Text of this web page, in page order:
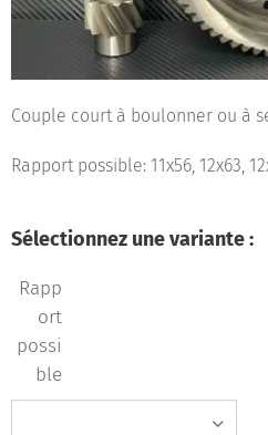
Couple court à boulonner ou à
Rapport possible: 11x56, 12x63,
Sélectionnez une variante :
Rapp
ort
possi
ble